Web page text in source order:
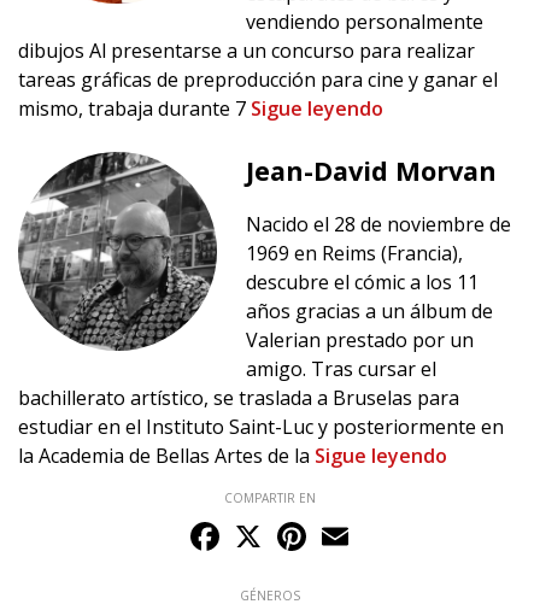
COMPARTIR EN
Facebook
X Pinterest
GÉNEROS
vendiendo personalmente
dibujos Al presentarse a un concurso para realizar
tareas gráficas de preproducción para cine y ganar el
mismo, trabaja durante 7 Sigue leyendo
Jean-David Morvan
Nacido el 28 de noviembre de
1969 en Reims (Francia),
descubre el cómic a los 11
años gracias a un álbum de
Valerian prestado por un
amigo. Tras cursar el
bachillerato artístico, se traslada a Bruselas para
estudiar en el Instituto Saint-Luc y posteriormente en
la Academia de Bellas Artes de la Sigue leyendo